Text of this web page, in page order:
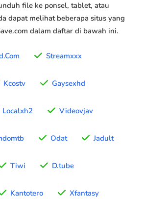
file ke ponsel, tablet, atau
dapat melihat beberapa situs yang
dalam daftar di bawah ini.
Streamxxx
Kcostv Gaysexhd
Localxh2 Videovjav
Odat Jadult
Tiwi D.tube
Kantotero Xfantasy